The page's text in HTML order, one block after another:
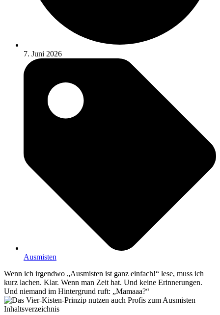
7. Juni 2026
Ausmisten
Wenn ich irgendwo „Ausmisten ist ganz einfach!“ lese, muss ich
kurz lachen. Klar. Wenn man Zeit hat. Und keine Erinnerungen.
Und niemand im Hintergrund ruft: „Mamaaa?“
Inhaltsverzeichnis